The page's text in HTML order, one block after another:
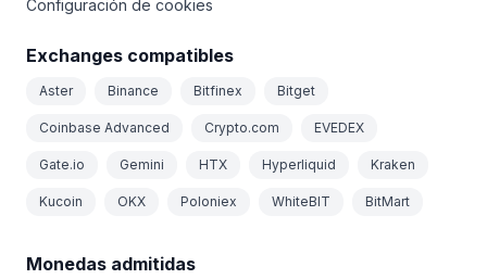
Configuración de cookies
Exchanges compatibles
Aster Binance Bitfinex Bitget
Coinbase Advanced Crypto.com EVEDEX
Gate.io Gemini HTX Hyperliquid Kraken
Kucoin OKX Poloniex WhiteBIT BitMart
Monedas admitidas